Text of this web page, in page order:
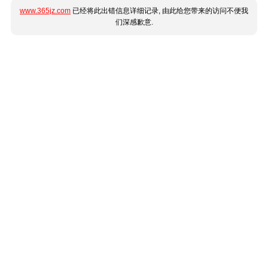
www.365jz.com 已经将此出错信息详细记录, 由此给您带来的访问不便我
们深感歉意.